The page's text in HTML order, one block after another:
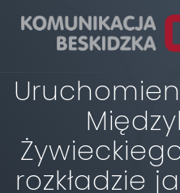
rozkładzie